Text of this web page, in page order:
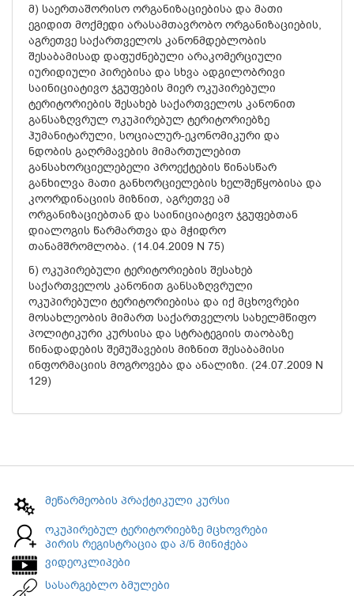
მ) საერთაშორისო ორგანიზაციებისა და მათი
ეგიდით მოქმედი არასამთავრობო ორგანიზაციების,
აგრეთვე საქართველოს კანონმდებლობის
შესაბამისად დაფუძნებული არაკომერციული
იურიდიული პირებისა და სხვა ადგილობრივი
საინიციატივო ჯგუფების მიერ ოკუპირებული
ტერიტორიების შესახებ საქართველოს კანონით
განსაზღვრულ ოკუპირებულ ტერიტორიებზე
ჰუმანიტარული, სოციალურ-ეკონომიკური და
ნდობის გაღრმავების მიმართულებით
განსახორციელებელი პროექტების წინასწარ
განხილვა მათი განხორციელების ხელშეწყობისა და
კოორდინაციის მიზნით, აგრეთვე ამ
ორგანიზაციებთან და საინიციატივო ჯგუფებთან
დიალოგის წარმართვა და მჭიდრო
თანამშრომლობა. (14.04.2009 N 75)
ნ) ოკუპირებული ტერიტორიების შესახებ
საქართველოს კანონით განსაზღვრული
ოკუპირებული ტერიტორიებისა და იქ მცხოვრები
მოსახლეობის მიმართ საქართველოს სახელმწიფო
პოლიტიკური კურსისა და სტრატეგიის თაობაზე
წინადადების შემუშავების მიზნით შესაბამისი
ინფორმაციის მოგროვება და ანალიზი. (24.07.2009 N
129)
მეწარმეობის პრაქტიკული კურსი
ოკუპირებულ ტერიტორიებზე მცხოვრები
პირის რეგისტრაცია და პ/ნ მინიჭება
ვიდეოკლიპები
სასარგებლო ბმულები